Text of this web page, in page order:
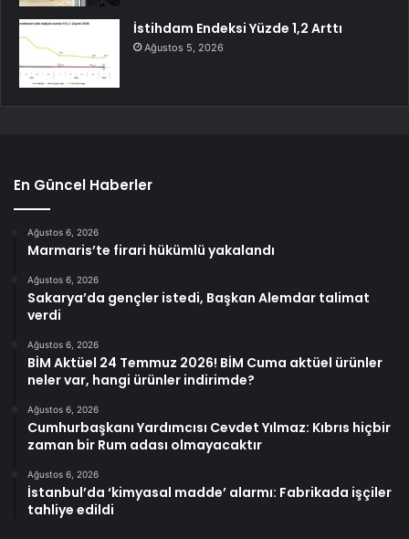
İstihdam Endeksi Yüzde 1,2 Arttı
Ağustos 5, 2026
En Güncel Haberler
Ağustos 6, 2026
Marmaris’te firari hükümlü yakalandı
Ağustos 6, 2026
Sakarya’da gençler istedi, Başkan Alemdar talimat
verdi
Ağustos 6, 2026
BİM Aktüel 24 Temmuz 2026! BİM Cuma aktüel ürünler
neler var, hangi ürünler indirimde?
Ağustos 6, 2026
Cumhurbaşkanı Yardımcısı Cevdet Yılmaz: Kıbrıs hiçbir
zaman bir Rum adası olmayacaktır
Ağustos 6, 2026
İstanbul’da ‘kimyasal madde’ alarmı: Fabrikada işçiler
tahliye edildi